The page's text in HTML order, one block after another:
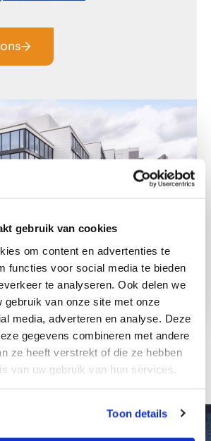
gebruik van cookies
om content en advertenties te
functies voor social media te bieden
te analyseren. Ook delen we
gebruik van onze site met onze
media, adverteren en analyse. Deze
gegevens combineren met andere
ze heeft verstrekt of die ze hebben
van uw gebruik van hun services.
Toon details